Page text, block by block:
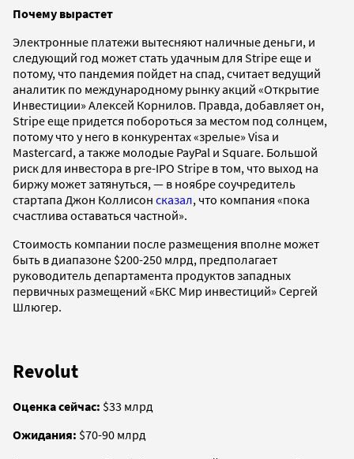
Почему вырастет
Электронные платежи вытесняют наличные деньги, и
следующий год может стать удачным для Stripe еще и
потому, что пандемия пойдет на спад, считает ведущий
аналитик по международному рынку акций «Открытие
Инвестиции» Алексей Корнилов. Правда, добавляет он,
Stripe еще придется побороться за местом под солнцем,
потому что у него в конкурентах «зрелые» Visa и
Mastercard, а также молодые PayPal и Square. Большой
риск для инвестора в pre-IPO Stripe в том, что выход на
биржу может затянуться, — в ноябре соучредитель
стартапа Джон Коллисон сказал, что компания «пока
счастлива оставаться частной».
Стоимость компании после размещения вполне может
быть в диапазоне $200-250 млрд, предполагает
руководитель департамента продуктов западных
первичных размещений «БКС Мир инвестиций» Сергей
Шлюгер.
Revolut
Оценка сейчас: $33 млрд
Ожидания: $70-90 млрд